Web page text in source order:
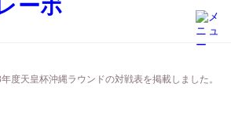
大会情報
度天皇杯沖縄ラウンドの対戦表を掲載しました。